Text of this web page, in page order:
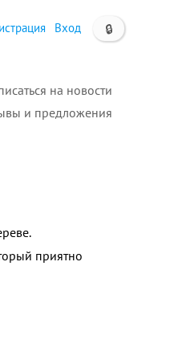
🔒
Вход
на новости
и предложения
приятно